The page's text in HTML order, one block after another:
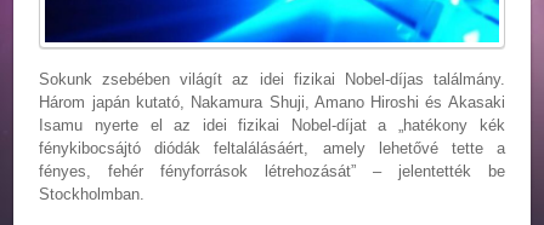
Sokunk zsebében világít az idei fizikai Nobel-díjas találmány.
Három japán kutató, Nakamura Shuji, Amano Hiroshi és Akasaki
Isamu nyerte el az idei fizikai Nobel-díjat a „hatékony kék
fénykibocsájtó diódák feltalálásáért, amely lehetővé tette a
fényes, fehér fényforrások létrehozását” – jelentették be
Stockholmban.